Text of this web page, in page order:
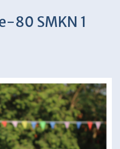
80 SMKN 1